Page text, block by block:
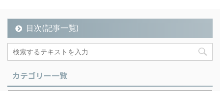
目次(記事一覧)
カテゴリー一覧